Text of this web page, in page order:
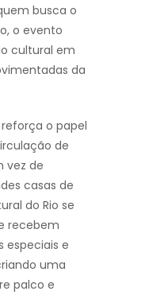
busca o
o evento
cultural em
da
o papel
de
vez de
casas de
do Rio se
recebem
especiais e
uma
palco e